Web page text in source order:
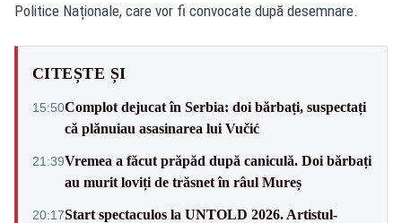
Politice Naționale, care vor fi convocate după desemnare.
CITEȘTE ȘI
15:50Complot dejucat în Serbia: doi bărbați, suspectați
că plănuiau asasinarea lui Vučić
21:39Vremea a făcut prăpăd după caniculă. Doi bărbați
au murit loviți de trăsnet în râul Mureș
20:17Start spectaculos la UNTOLD 2026. Artistul-